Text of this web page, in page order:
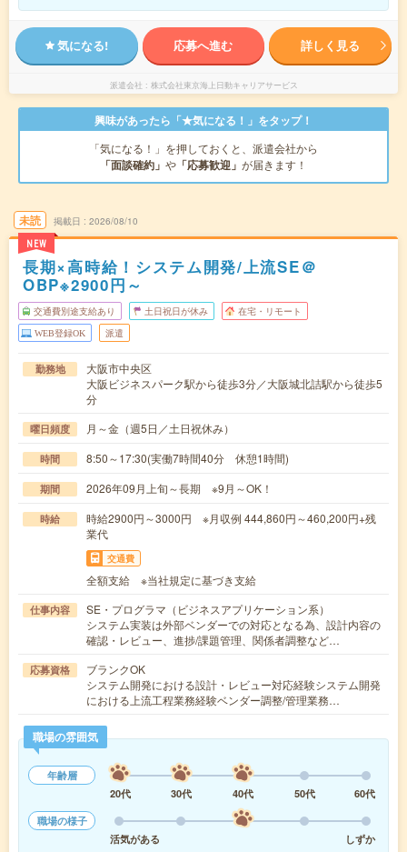
気になる! 応募へ進む 詳しく見る
派遣会社 株式会社東京海上日動キャリアサービス
興味があったら「★気になる！」をタップ！
「気になる！」を押しておくと、派遣会社から
「面談確約」 や 「応募歓迎」 が届きます！
未読
NEW
掲載日 2026/08/10
長期×高時給！システム開発/上流SE＠
OBP※2900円～
交通費別途支給あり 土日祝日が休み 在宅・リモート
WEB登録OK 派遣
勤務地
大阪市中央区
大阪ビジネスパーク駅から徒歩3分／大阪城北詰駅から徒歩5
分
曜日頻度 月～金（週5日／土日祝休み）
時間 8:50～17:30(実働7時間40分 休憩1時間)
期間 2026年09月上旬～長期 ※9月～OK！
時給
時給2900円～3000円 ※月収例 444,860円～460,200円+残
業代
交通費
全額支給 ※当社規定に基づき支給
仕事内容
SE・プログラマ（ビジネスアプリケーション系）
システム実装は外部ベンダーでの対応となる為、設計内容の
確認・レビュー、進捗/課題管理、関係者調整など…
応募資格
ブランクOK
システム開発における設計・レビュー対応経験システム開発
における上流工程業務経験ベンダー調整/管理業務…
職場の雰囲気
年齢層
20代
30代 40代 50代
60代
職場の様子
活気がある
しずか